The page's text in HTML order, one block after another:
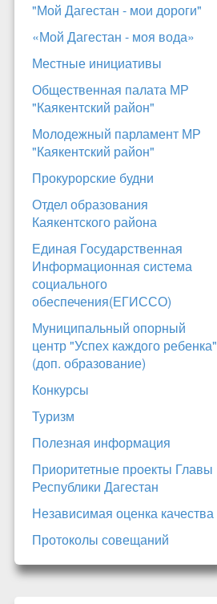
"Мой Дагестан - мои дороги"
«Мой Дагестан - моя вода»
Местные инициативы
Общественная палата МР
"Каякентский район"
Молодежный парламент МР
"Каякентский район"
Прокурорские будни
Отдел образования
Каякентского района
Единая Государственная
Информационная система
социального
обеспечения(ЕГИССО)
Муниципальный опорный
центр "Успех каждого ребенка"
(доп. образование)
Конкурсы
Туризм
Полезная информация
Приоритетные проекты Главы
Республики Дагестан
Независимая оценка качества
Протоколы совещаний